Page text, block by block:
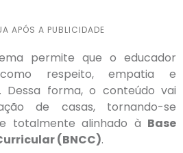
APÓS A PUBLICIDADE
permite que o educador
respeito, empatia e
Dessa forma, o conteúdo vai
de casas, tornando-se
totalmente alinhado à Base
(BNCC).